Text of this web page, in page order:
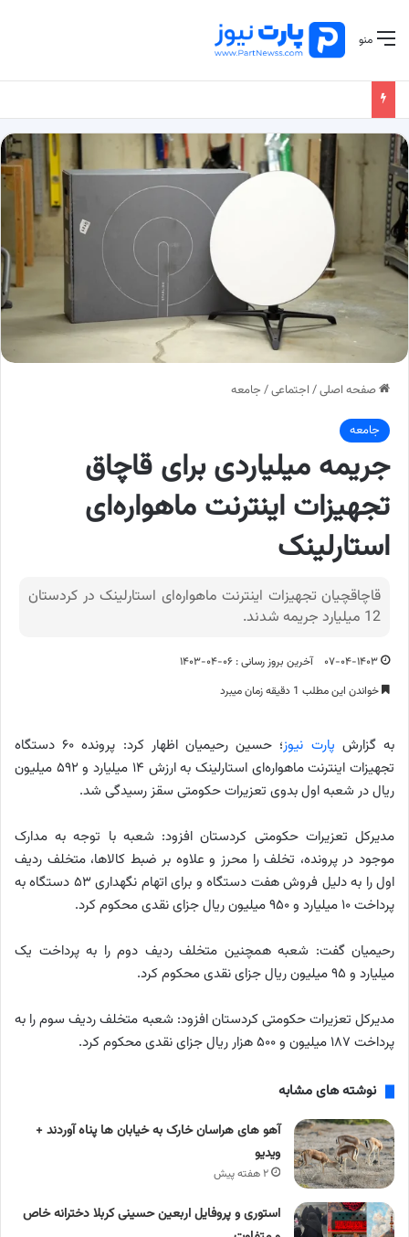
منو
صفحه اصلی/ اجتماعی/ جامعه
جامعه
جریمه میلیاردی برای قاچاق
تجهیزات اینترنت ماهواره‌ای
استارلینک
قاچاقچیان تجهیزات اینترنت ماهواره‌ای استارلینک در کردستان
12 میلیارد جریمه شدند.
۰۷-۰۴-۱۴۰۳
آخرین بروز رسانی : ۰۶-۰۴-۱۴۰۳
خواندن این مطلب 1 دقیقه زمان میبرد
به گزارش پارت نیوز
؛ حسین رحیمیان اظهار کرد: پرونده ۶۰ دستگاه
تجهیزات اینترنت ماهواره‌ای استارلینک به ارزش ۱۴ میلیارد و ۵۹۲ میلیون
ریال در شعبه اول بدوی تعزیرات حکومتی سقز رسیدگی شد.
مدیرکل تعزیرات حکومتی کردستان افزود: شعبه با توجه به مدارک
موجود در پرونده، تخلف را محرز و علاوه بر ضبط کالاها، متخلف ردیف
اول را به دلیل فروش هفت دستگاه و برای اتهام نگهداری ۵۳ دستگاه به
پرداخت ۱۰ میلیارد و ۹۵۰ میلیون ریال جزای نقدی محکوم کرد.
رحیمیان گفت: شعبه همچنین متخلف ردیف دوم را به پرداخت یک
میلیارد و ۹۵ میلیون ریال جزای نقدی محکوم کرد.
مدیرکل تعزیرات حکومتی کردستان افزود: شعبه متخلف ردیف سوم را به
پرداخت ۱۸۷ میلیون و ۵۰۰ هزار ریال جزای نقدی محکوم کرد.
نوشته های مشابه
آهو های هراسان خارک به خیابان ها پناه آوردند +
ویدیو
۲ هفته پیش
استوری و پروفایل اربعین حسینی کربلا دخترانه خاص